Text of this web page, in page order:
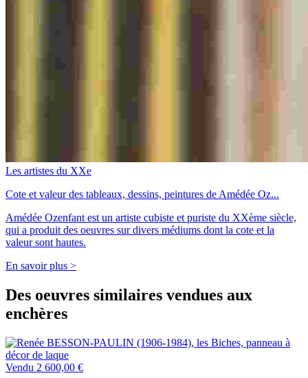
Les artistes du XXe
Cote et valeur des tableaux, dessins, peintures de Amédée Oz...
Amédée Ozenfant est un artiste cubiste et puriste du XXème siècle,
qui a produit des oeuvres sur divers médiums dont la cote et la
valeur sont hautes.
En savoir plus >
Des oeuvres similaires vendues aux
enchères
Vendu 2 600,00 €